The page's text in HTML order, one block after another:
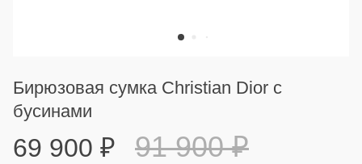
Бирюзовая сумка Christian Dior с
бусинами
69 900 ₽ 91 900₽